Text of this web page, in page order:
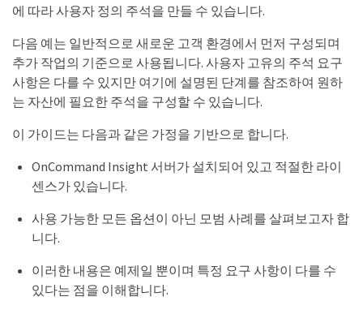
에 따라 사용자 정의 주석을 만들 수 있습니다.
다음 예는 일반적으로 새로운 고객 환경에서 먼저 구성되며
추가 작업의 기준으로 사용됩니다. 사용자 고유의 주석 요구
사항은 다를 수 있지만 여기에 설명된 단계를 참조하여 원하
는 자산에 필요한 주석을 구성할 수 있습니다.
이 가이드는 다음과 같은 가정을 기반으로 합니다.
OnCommand Insight 서버가 설치되어 있고 적절한 라이
센스가 있습니다.
사용 가능한 모든 옵션이 아닌 모범 사례를 살펴보고자 합
니다.
이러한 내용은 예제일 뿐이며 특정 요구 사항이 다를 수
있다는 점을 이해합니다.